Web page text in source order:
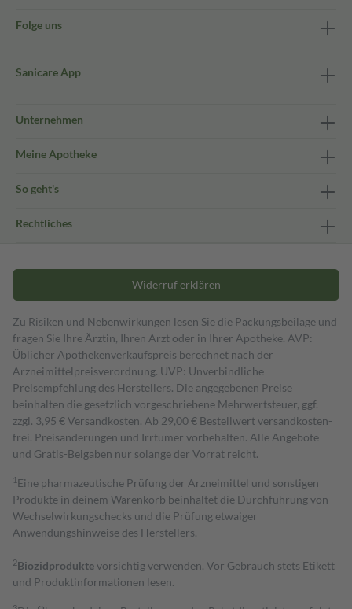
Folge uns
Sanicare App
Unternehmen
Meine Apotheke
So geht's
Rechtliches
Widerruf erklären
Zu Risiken und Nebenwirkungen lesen Sie die Packungsbeilage und
fragen Sie Ihre Ärztin, Ihren Arzt oder in Ihrer Apotheke. AVP:
Üblicher Apothekenverkaufspreis berechnet nach der
Arzneimittelpreisverordnung. UVP: Unverbindliche
Preisempfehlung des Herstellers. Die angegebenen Preise
beinhalten die gesetzlich vorgeschriebene Mehrwertsteuer, ggf.
zzgl. 3,95 € Versandkosten. Ab 29,00 € Bestell­wert versand­kosten­
frei. Preisänderungen und Irrtümer vorbehalten. Alle Angebote
und Gratis-Beigaben nur solange der Vorrat reicht.
1 Eine pharmazeutische Prüfung der Arzneimittel und sonstigen
Produkte in deinem Warenkorb beinhaltet die Durchführung von
Wechselwirkungschecks und die Prüfung etwaiger
Anwendungshinweise des Herstellers.
2Biozidproduktevorsichtig verwenden. Vor Gebrauch stets Etikett
und Produktinformationen lesen.